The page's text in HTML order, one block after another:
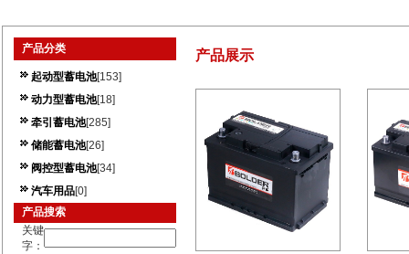
产品分类
起动型蓄电池[153]
动力型蓄电池[18]
牵引蓄电池[285]
储能蓄电池[26]
阀控型蓄电池[34]
汽车用品[0]
产品搜索
关键
字：
产品展示